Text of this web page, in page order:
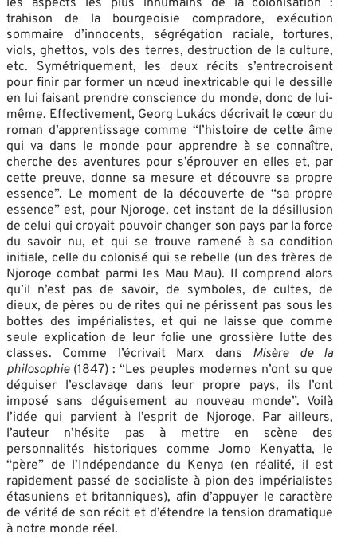
trahison de la bourgeoisie compradore, exécution
sommaire d’innocents, ségrégation raciale, tortures,
viols, ghettos, vols des terres, destruction de la culture,
etc. Symétriquement, les deux récits s’entrecroisent
pour finir par former un nœud inextricable qui le dessille
en lui faisant prendre conscience du monde, donc de lui-
même. Effectivement, Georg Lukács décrivait le cœur du
roman d’apprentissage comme “l’histoire de cette âme
qui va dans le monde pour apprendre à se connaître,
cherche des aventures pour s’éprouver en elles et, par
cette preuve, donne sa mesure et découvre sa propre
essence”. Le moment de la découverte de “sa propre
essence” est, pour Njoroge, cet instant de la désillusion
de celui qui croyait pouvoir changer son pays par la force
du savoir nu, et qui se trouve ramené à sa condition
initiale, celle du colonisé qui se rebelle (un des frères de
Njoroge combat parmi les Mau Mau). Il comprend alors
qu’il n’est pas de savoir, de symboles, de cultes, de
dieux, de pères ou de rites qui ne périssent pas sous les
bottes des impérialistes, et qui ne laisse que comme
seule explication de leur folie une grossière lutte des
classes. Comme l’écrivait Marx dans Misère de la
philosophie(1847) : “Les peuples modernes n’ont su que
déguiser l’esclavage dans leur propre pays, ils l’ont
imposé sans déguisement au nouveau monde”. Voilà
l’idée qui parvient à l’esprit de Njoroge. Par ailleurs,
l’auteur n’hésite pas à mettre en scène des
personnalités historiques comme Jomo Kenyatta, le
“père” de l’Indépendance du Kenya (en réalité, il est
rapidement passé de socialiste à pion des impérialistes
étasuniens et britanniques), afin d’appuyer le caractère
de vérité de son récit et d’étendre la tension dramatique
à notre monde réel.